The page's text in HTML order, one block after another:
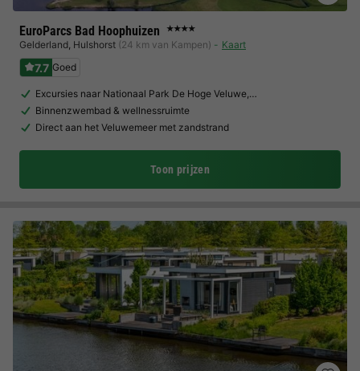
EuroParcs Bad Hoophuizen ★★★★
Gelderland, Hulshorst (24 km van Kampen) Kaart
7.7 Goed
Excursies naar Nationaal Park De Hoge Veluwe,…
Binnenzwembad & wellnessruimte
Direct aan het Veluwemeer met zandstrand
Toon prijzen